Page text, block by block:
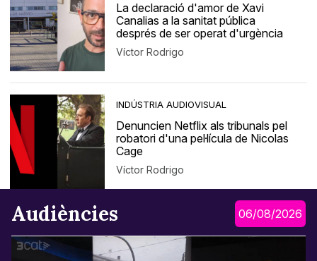
La declaració d'amor de Xavi
Canalias a la sanitat pública
després de ser operat d'urgència
Víctor Rodrigo
INDÚSTRIA AUDIOVISUAL
Denuncien Netflix als tribunals pel
robatori d'una pel·lícula de Nicolas
Cage
Víctor Rodrigo
Audiències 06/08/2026